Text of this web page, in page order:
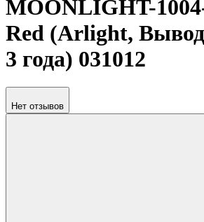
MOONLIGHT-
Red (Arlight,
3 года) 031012
Нет отзывов